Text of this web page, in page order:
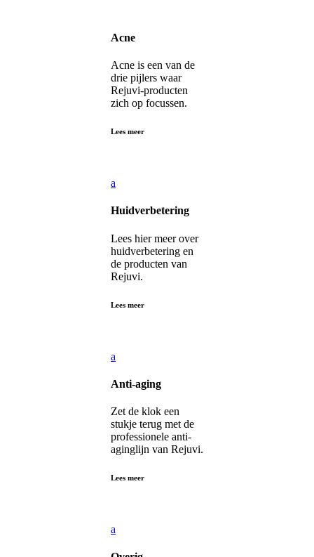
Acne
Acne is een van de
drie pijlers waar
Rejuvi-producten
zich op focussen.
Lees meer
a
Huidverbetering
Lees hier meer over
huidverbetering en
de producten van
Rejuvi.
Lees meer
a
Anti-aging
Zet de klok een
stukje terug met de
professionele anti-
aginglijn van Rejuvi.
Lees meer
a